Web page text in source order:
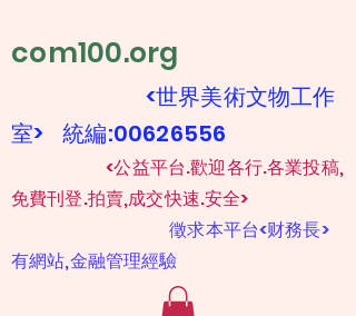
com100.org
<世界美術文物工作
室> 統編:00626556
<公益平台.歡迎各行.各業投稿,
免費刊登.拍賣,成交快速.安全>
​徵求本平台<财務長>
有網站,金融管理經驗